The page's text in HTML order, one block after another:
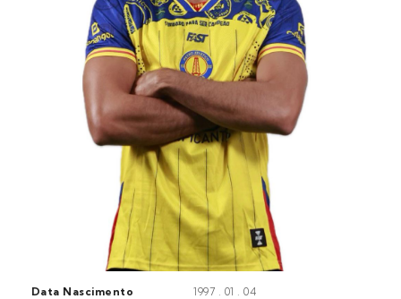
Data Nascimento 1997 . 01 . 04